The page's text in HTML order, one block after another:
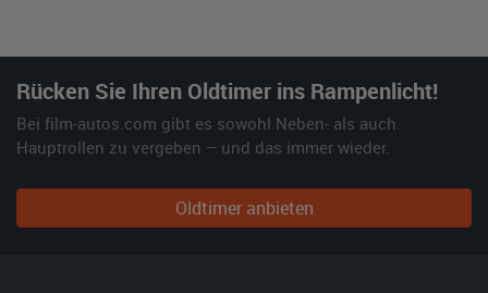
Rücken Sie Ihren Oldtimer ins Rampenlicht!
Bei film-autos.com gibt es sowohl Neben- als auch
Hauptrollen zu vergeben – und das immer wieder.
Oldtimer anbieten